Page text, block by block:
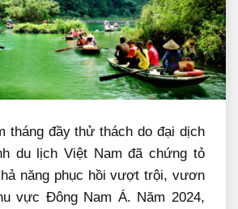
tháng đầy thử thách do đại dịch
du lịch Việt Nam đã chứng tỏ
năng phục hồi vượt trội, vươn
vực Đông Nam Á. Năm 2024,